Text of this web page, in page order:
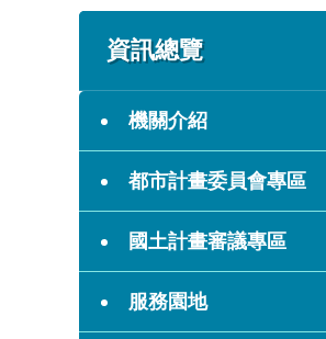
:::
資訊總覽
機關介紹
都市計畫委員會專區
國土計畫審議專區
服務園地